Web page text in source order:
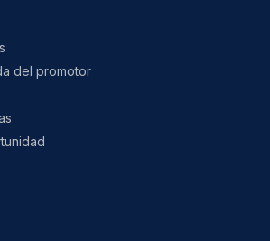
del promotor